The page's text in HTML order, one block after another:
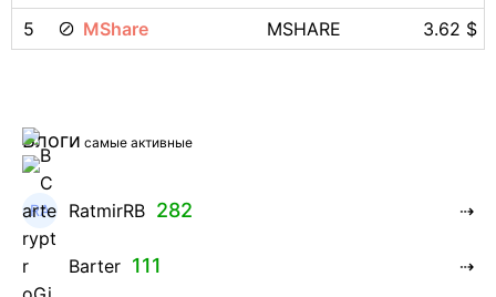
5
MShare MSHARE 3.62 $
Блоги самые активные
RatmirRB 282
Barter 111